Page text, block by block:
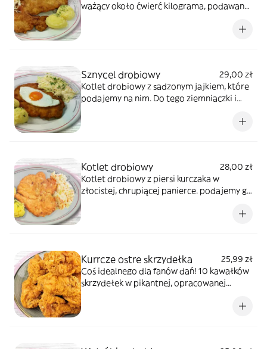
ważący około ćwierć kilograma, podawany
Sznycel drobiowy
29,00 zł
Kotlet drobiowy z sadzonym jajkiem, które
podajemy na nim. Do tego ziemniaczki i
Kotlet drobiowy
28,00 zł
Kotlet drobiowy z piersi kurczaka w
złocistej, chrupiącej panierce. podajemy go
Kurrcze ostre skrzydełka
25,99 zł
Coś idealnego dla fanów dań! 10 kawałków
skrzydełek w pikantnej, opracowanej